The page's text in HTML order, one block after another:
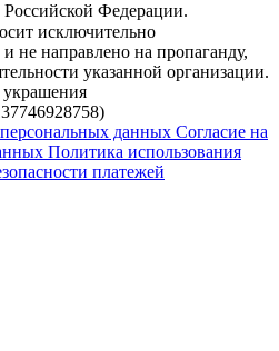
Российской Федерации.
исключительно
не направлено на пропаганду,
указанной организации.
данных Согласие на
Политика использования
платежей